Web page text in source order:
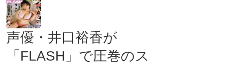
声優・井口裕香が
「FLASH」で圧巻のス